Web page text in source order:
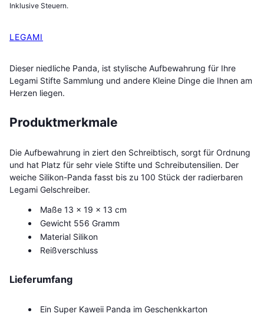
Inklusive Steuern.
LEGAMI
Dieser niedliche Panda, ist stylische Aufbewahrung für Ihre
Legami Stifte Sammlung und andere Kleine Dinge die Ihnen am
Herzen liegen.
Produktmerkmale
Die Aufbewahrung in ziert den Schreibtisch, sorgt für Ordnung
und hat Platz für sehr viele Stifte und Schreibutensilien. Der
weiche Silikon-Panda fasst bis zu 100 Stück der radierbaren
Legami Gelschreiber.
Maße 13 x 19 x 13 cm
Gewicht 556 Gramm
Material Silikon
Reißverschluss
Lieferumfang
Ein Super Kaweii Panda im Geschenkkarton